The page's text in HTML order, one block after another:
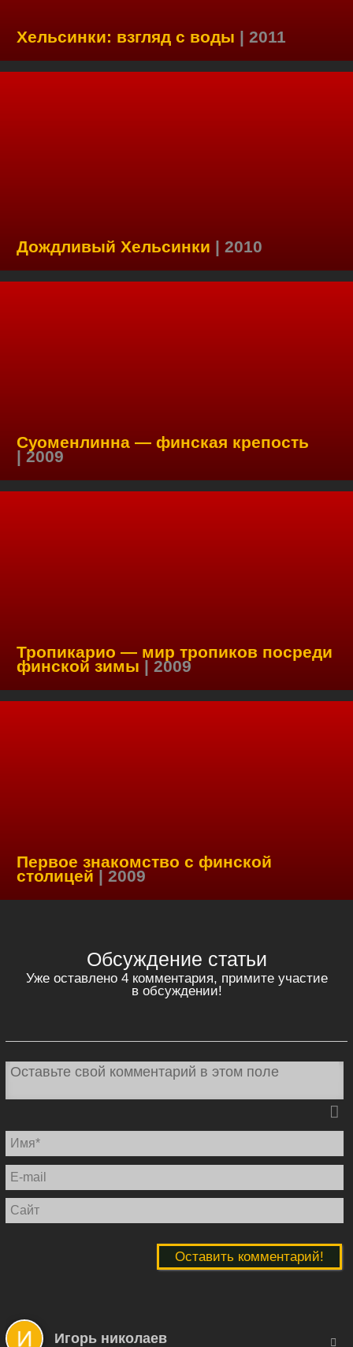
Хельсинки: взгляд с воды | 2011
Дождливый Хельсинки | 2010
Суоменлинна — финская крепость
| 2009
Тропикарио — мир тропиков посреди
финской зимы | 2009
Первое знакомство с финской
столицей | 2009
Обсуждение статьи
Уже оставлено 4 комментария, примите участие
в обсуждении!
Игорь николаев